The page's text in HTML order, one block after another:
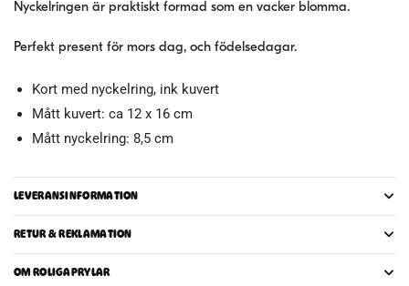
Nyckelringen är praktiskt formad som en vacker blomma.
Perfekt present för mors dag, och födelsedagar.
Kort med nyckelring, ink kuvert
Mått kuvert: ca 12 x 16 cm
Mått nyckelring: 8,5 cm
LEVERANSINFORMATION
RETUR & REKLAMATION
OM ROLIGAPRYLAR